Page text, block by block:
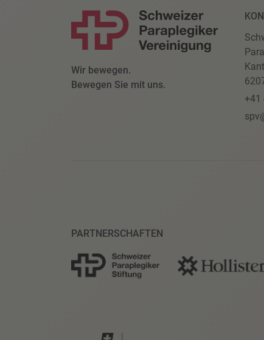
Wir bewegen.
Bewegen Sie mit uns.
+41
PARTNERSCHAFTEN